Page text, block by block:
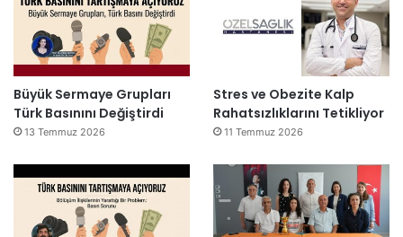
Büyük Sermaye Grupları
Türk Basınını Değiştirdi
13 Temmuz 2026
Stres ve Obezite Kalp
Rahatsızlıklarını Tetikliyor
11 Temmuz 2026